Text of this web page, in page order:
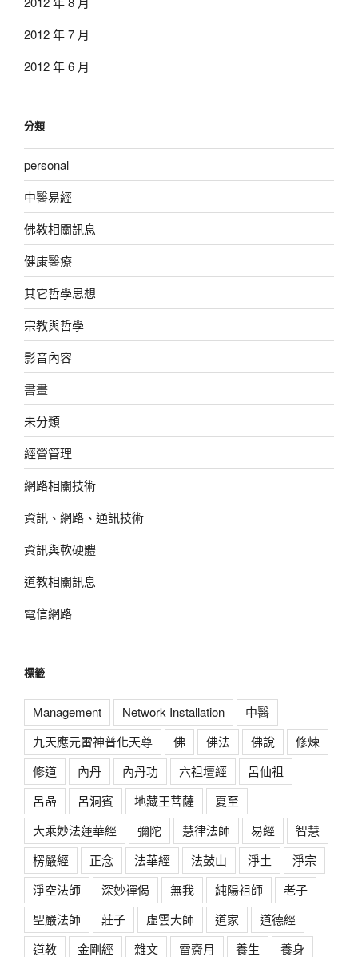
2012 年 7 月
2012 年 6 月
分類
personal
中醫易經
佛教相關訊息
健康醫療
其它哲學思想
宗教與哲學
影音內容
書畫
未分類
經營管理
網路相關技術
資訊、網路、通訊技術
資訊與軟硬體
道教相關訊息
電信網路
標籤
Management Network Installation
中醫
九天應元雷神普化天尊
佛 佛法 佛說
修煉
修道
內丹 內丹功 六祖壇經
呂仙祖
呂喦
呂洞賓 地藏王菩薩
夏至
大乘妙法蓮華經
彌陀 慧律法師 易經
智慧
楞嚴經
正念 法華經 法鼓山 淨土
淨宗
淨空法師
深妙禪偈 無我 純陽祖師
老子
聖嚴法師
莊子 虛雲大師 道家
道德經
道教
金剛經 雜文 雷齋月 養生 養身